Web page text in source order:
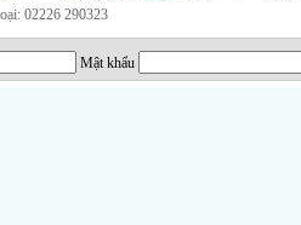
02226 290323
Mật khẩu